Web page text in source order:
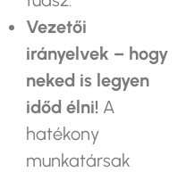
Vezetői
irányelvek – hogy
neked is legyen
időd élni! A
hatékony
munkatársak